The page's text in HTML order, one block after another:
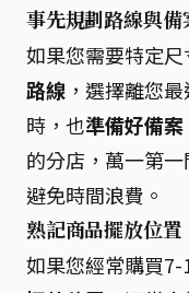
事先規劃路線與備
如果您需要特定
路線 ，選擇離您
時，也準備好備案
的分店，萬一第
避免時間浪費。
熟記商品擺放位置
如果您經常購買7-